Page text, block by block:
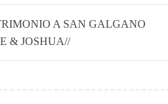
A SAN GALGANO
& JOSHUA//